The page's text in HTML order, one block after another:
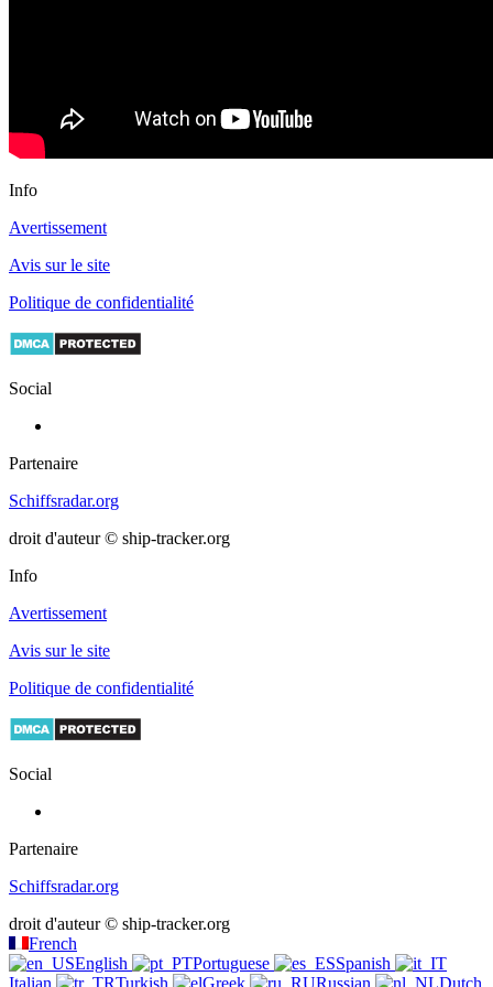
Info
Avertissement
Avis sur le site
Politique de confidentialité
Social
Partenaire
Schiffsradar.org
droit d'auteur © ship-tracker.org
Info
Avertissement
Avis sur le site
Politique de confidentialité
Social
Partenaire
Schiffsradar.org
droit d'auteur © ship-tracker.org
French
English
Portuguese
Spanish
Italian
Turkish Greek Russian Dutch